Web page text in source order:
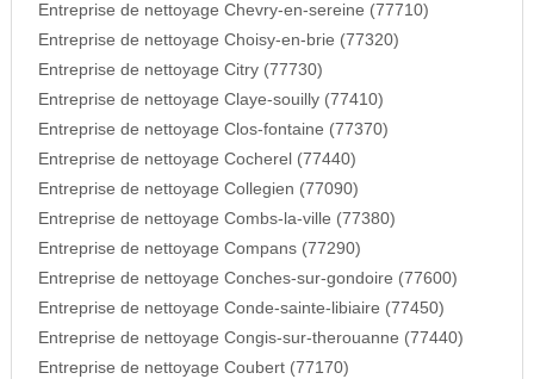
Entreprise de nettoyage Chevry-en-sereine (77710)
Entreprise de nettoyage Choisy-en-brie (77320)
Entreprise de nettoyage Citry (77730)
Entreprise de nettoyage Claye-souilly (77410)
Entreprise de nettoyage Clos-fontaine (77370)
Entreprise de nettoyage Cocherel (77440)
Entreprise de nettoyage Collegien (77090)
Entreprise de nettoyage Combs-la-ville (77380)
Entreprise de nettoyage Compans (77290)
Entreprise de nettoyage Conches-sur-gondoire (77600)
Entreprise de nettoyage Conde-sainte-libiaire (77450)
Entreprise de nettoyage Congis-sur-therouanne (77440)
Entreprise de nettoyage Coubert (77170)